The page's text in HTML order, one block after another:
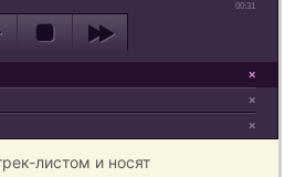
00:31
×
×
×
листом и носят